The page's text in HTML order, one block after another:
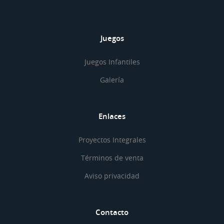
Juegos
Juegos Infantiles
Galería
Enlaces
Proyectos Integrales
Términos de venta
Aviso privacidad
Contacto